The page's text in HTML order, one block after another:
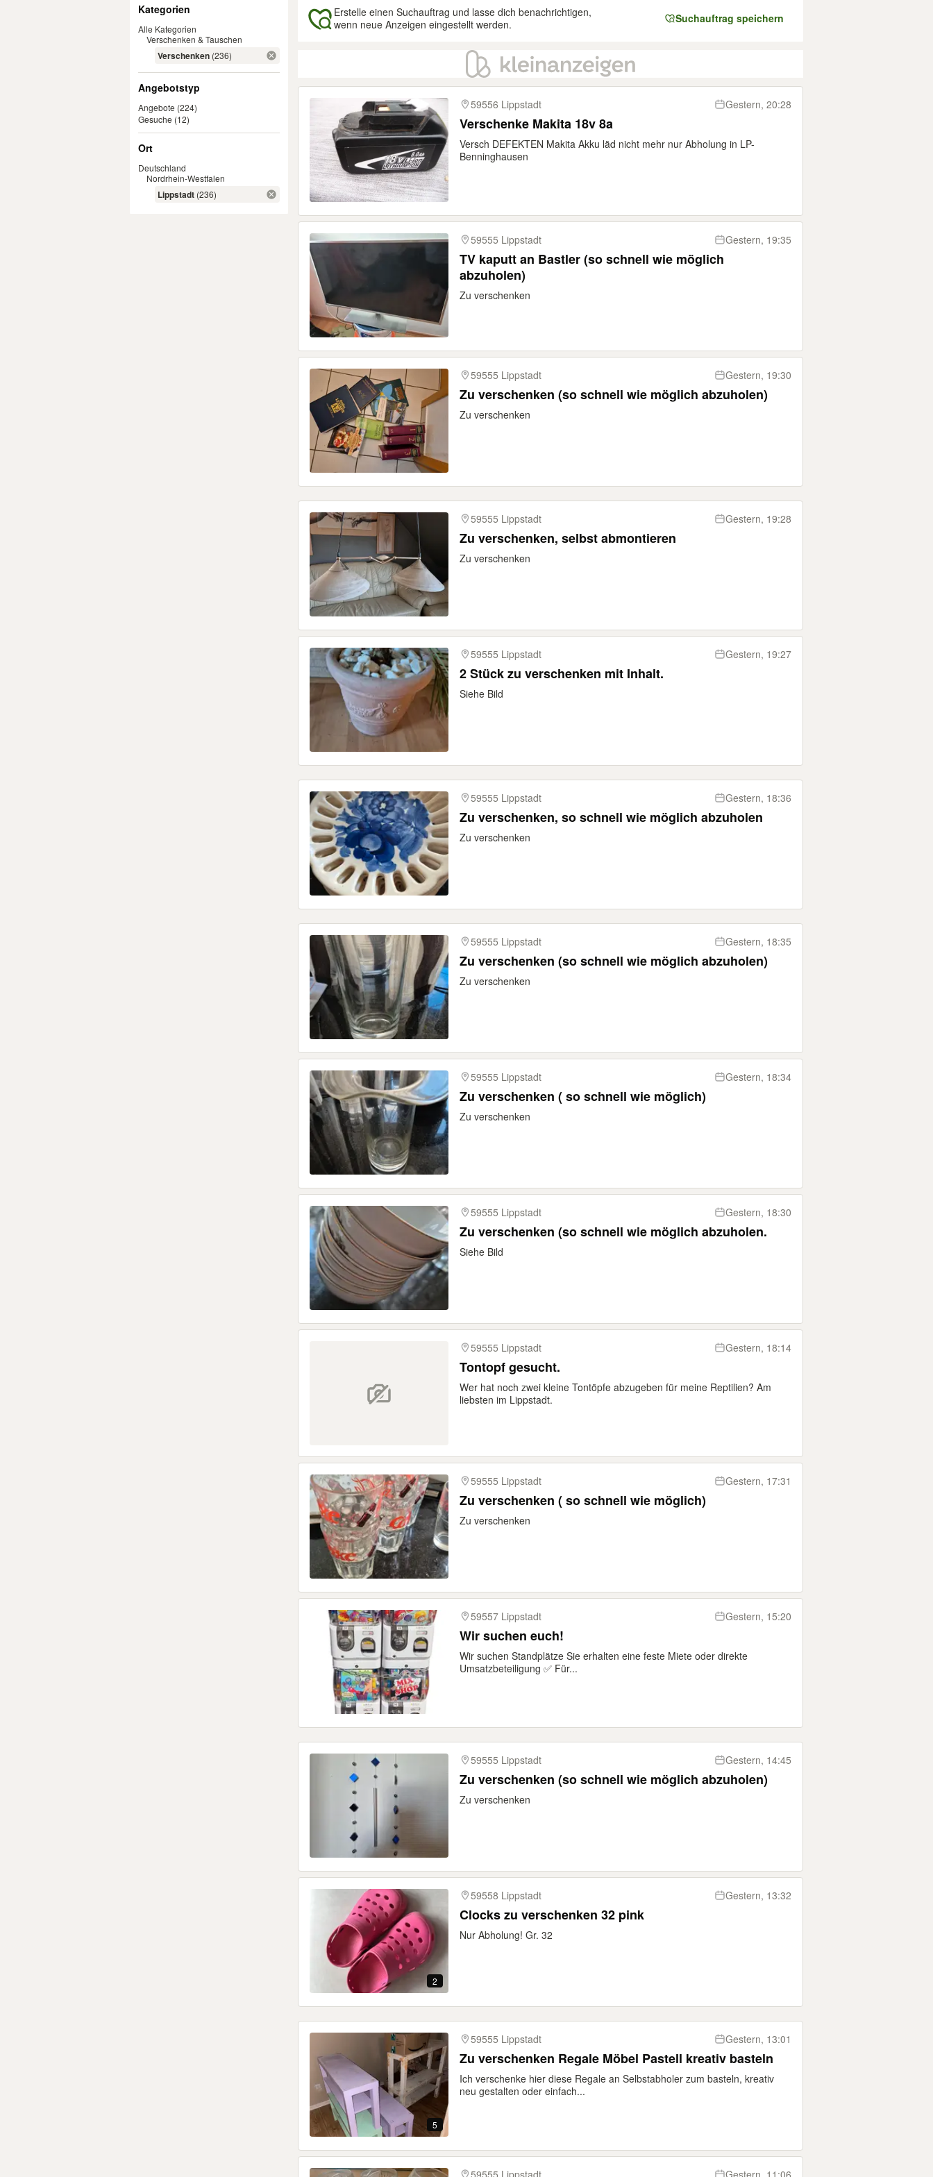
Kategorien
Alle Kategorien
Verschenken & Tauschen
Verschenken (236)
Angebotstyp
Angebote (224)
Gesuche (12)
Ort
Deutschland
Nordrhein-Westfalen
Lippstadt (236)
Erstelle einen Suchauftrag und lasse dich benachrichtigen,
wenn neue Anzeigen eingestellt werden.
Suchauftrag speichern
Ergebnisse
59556 Lippstadt
Gestern, 20:28
Verschenke Makita 18v 8a
Versch DEFEKTEN Makita Akku läd nicht mehr nur Abholung in LP-
Benninghausen
59555 Lippstadt Gestern, 19:35
TV kaputt an Bastler (so schnell wie möglich
abzuholen)
Zu verschenken
59555 Lippstadt Gestern, 19:30
Zu verschenken (so schnell wie möglich abzuholen)
Zu verschenken
59555 Lippstadt Gestern, 19:28
Zu verschenken, selbst abmontieren
Zu verschenken
59555 Lippstadt Gestern, 19:27
2 Stück zu verschenken mit Inhalt.
Siehe Bild
59555 Lippstadt Gestern, 18:36
Zu verschenken, so schnell wie möglich abzuholen
Zu verschenken
59555 Lippstadt Gestern, 18:35
Zu verschenken (so schnell wie möglich abzuholen)
Zu verschenken
59555 Lippstadt Gestern, 18:34
Zu verschenken ( so schnell wie möglich)
Zu verschenken
59555 Lippstadt Gestern, 18:30
Zu verschenken (so schnell wie möglich abzuholen.
Siehe Bild
59555 Lippstadt Gestern, 18:14
Tontopf gesucht.
Wer hat noch zwei kleine Tontöpfe abzugeben für meine Reptilien? Am
liebsten im Lippstadt.
59555 Lippstadt Gestern, 17:31
Zu verschenken ( so schnell wie möglich)
Zu verschenken
59557 Lippstadt Gestern, 15:20
Wir suchen euch!
Wir suchen Standplätze Sie erhalten eine feste Miete oder direkte
Umsatzbeteiligung ✅ Für...
59555 Lippstadt Gestern, 14:45
Zu verschenken (so schnell wie möglich abzuholen)
Zu verschenken
2
59558 Lippstadt Gestern, 13:32
Clocks zu verschenken 32 pink
Nur Abholung! Gr. 32
5
59555 Lippstadt Gestern, 13:01
Zu verschenken Regale Möbel Pastell kreativ basteln
Ich verschenke hier diese Regale an Selbstabholer zum basteln, kreativ
neu gestalten oder einfach...
59555 Lippstadt Gestern, 11:06